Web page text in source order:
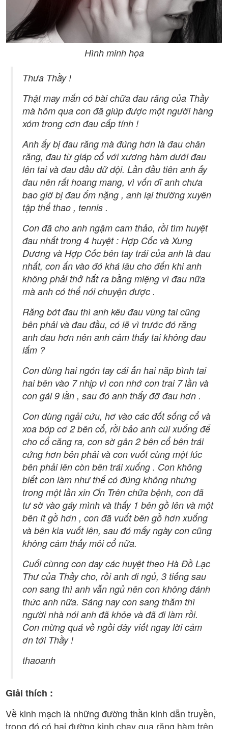
Hình minh họa
Thưa Thầy !
Thật may mắn có bài chữa đau răng của Thầy
mà hôm qua con đã giúp được một người hàng
xóm trong cơn đau cấp tính !
Anh ấy bị đau răng mà đúng hơn là đau chân
răng, đau từ giáp cổ với xương hàm dưới đau
lên tai và đau đầu dữ dội. Lần đầu tiên anh ấy
đau nên rất hoang mang, vì vốn dĩ anh chưa
bao giờ bị đau ốm nặng , anh lại thường xuyên
tập thể thao , tennis .
Con đã cho anh ngậm cam thảo, rồi tìm huyệt
đau nhất trong 4 huyệt : Hợp Cốc và Xung
Dương và Hợp Cốc bên tay trái của anh là đau
nhất, con ấn vào đó khá lâu cho đến khi anh
không phải thở hắt ra bằng miệng vì đau nữa
mà anh có thể nói chuyện được .
Răng bớt đau thì anh kêu đau vùng tai cũng
bên phải và đau đầu, có lẽ vì trước đó răng
anh đau hơn nên anh cảm thấy tai không đau
lắm ?
Con dùng hai ngón tay cái ấn hai năp bình tai
hai bên vào 7 nhịp vì con nhớ con trai 7 lần và
con gái 9 lần , sau đó anh thấy đỡ đau hơn .
Con dùng ngải cứu, hơ vào các đốt sống cổ và
xoa bóp cơ 2 bên cổ, rồi bảo anh cúi xuống để
cho cổ căng ra, con sờ gân 2 bên cổ bên trái
cứng hơn bên phải và con vuốt cùng một lúc
bên phải lên còn bên trái xuống . Con không
biết con làm như thế có đúng không nhưng
trong một lần xin Ơn Trên chữa bệnh, con đã
tư sờ vào gáy mình và thấy 1 bên gồ lên và một
bên ít gồ hơn , con đã vuốt bên gồ hơn xuống
và bên kia vuốt lên, sau đó mấy ngày con cũng
không cảm thấy mỏi cổ nữa.
Cuối cùnng con day các huyệt theo Hà Đồ Lạc
Thư của Thầy cho, rồi anh đi ngủ, 3 tiếng sau
con sang thì anh vẫn ngủ nên con không đánh
thức anh nữa. Sáng nay con sang thăm thì
người nhà nói anh đã khỏe và đã đi làm rồi.
Con mừng quá về ngồi đây viết ngay lời cảm
ơn tới Thầy !
thaoanh
Giải thích :
Về kinh mạch là những đường thần kinh dẫn truyền,
trong đó có hai đường kinh chạy qua răng hàm trên